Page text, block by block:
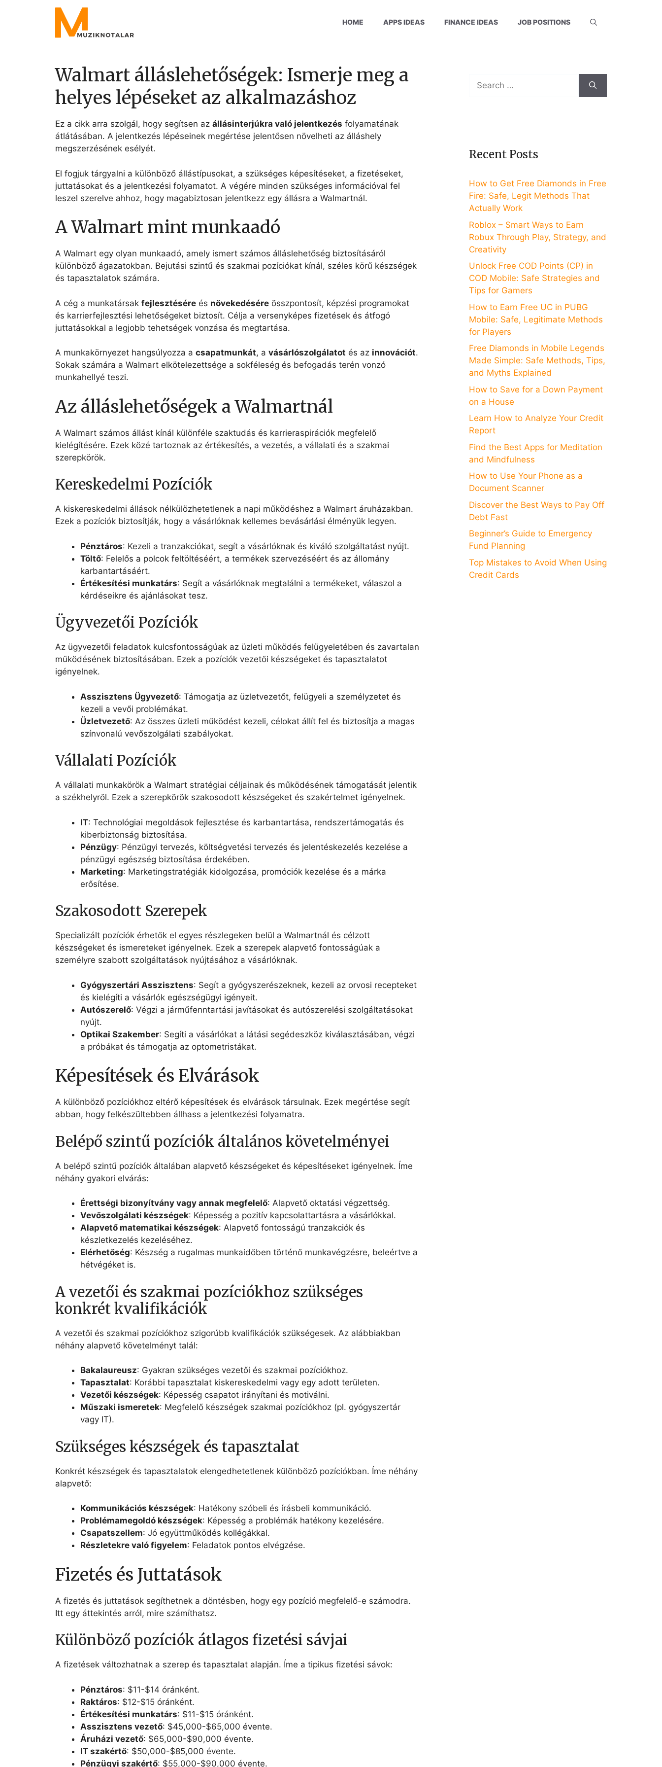
HOME APPS IDEAS FINANCE IDEAS JOB POSITIONS
Walmart álláslehetőségek: Ismerje meg a
helyes lépéseket az alkalmazáshoz
Ez a cikk arra szolgál, hogy segítsen az állásinterjúkra való jelentkezés folyamatának
átlátásában. A jelentkezés lépéseinek megértése jelentősen növelheti az álláshely
megszerzésének esélyét.
El fogjuk tárgyalni a különböző állástípusokat, a szükséges képesítéseket, a fizetéseket,
juttatásokat és a jelentkezési folyamatot. A végére minden szükséges információval fel
leszel szerelve ahhoz, hogy magabiztosan jelentkezz egy állásra a Walmartnál.
A Walmart mint munkaadó
A Walmart egy olyan munkaadó, amely ismert számos álláslehetőség biztosításáról
különböző ágazatokban. Bejutási szintű és szakmai pozíciókat kínál, széles körű készségek
és tapasztalatok számára.
A cég a munkatársak fejlesztésére és növekedésére összpontosít, képzési programokat
és karrierfejlesztési lehetőségeket biztosít. Célja a versenyképes fizetések és átfogó
juttatásokkal a legjobb tehetségek vonzása és megtartása.
A munkakörnyezet hangsúlyozza a csapatmunkát, a vásárlószolgálatot és az innovációt.
Sokak számára a Walmart elkötelezettsége a sokféleség és befogadás terén vonzó
munkahellyé teszi.
Az álláslehetőségek a Walmartnál
A Walmart számos állást kínál különféle szaktudás és karrieraspirációk megfelelő
kielégítésére. Ezek közé tartoznak az értékesítés, a vezetés, a vállalati és a szakmai
szerepkörök.
Kereskedelmi Pozíciók
A kiskereskedelmi állások nélkülözhetetlenek a napi működéshez a Walmart áruházakban.
Ezek a pozíciók biztosítják, hogy a vásárlóknak kellemes bevásárlási élményük legyen.
Pénztáros: Kezeli a tranzakciókat, segít a vásárlóknak és kiváló szolgáltatást nyújt.
Töltő: Felelős a polcok feltöltéséért, a termékek szervezéséért és az állomány
karbantartásáért.
Értékesítési munkatárs: Segít a vásárlóknak megtalálni a termékeket, válaszol a
kérdéseikre és ajánlásokat tesz.
Ügyvezetői Pozíciók
Az ügyvezetői feladatok kulcsfontosságúak az üzleti működés felügyeletében és zavartalan
működésének biztosításában. Ezek a pozíciók vezetői készségeket és tapasztalatot
igényelnek.
Asszisztens Ügyvezető: Támogatja az üzletvezetőt, felügyeli a személyzetet és
kezeli a vevői problémákat.
Üzletvezető: Az összes üzleti működést kezeli, célokat állít fel és biztosítja a magas
színvonalú vevőszolgálati szabályokat.
Vállalati Pozíciók
A vállalati munkakörök a Walmart stratégiai céljainak és működésének támogatását jelentik
a székhelyről. Ezek a szerepkörök szakosodott készségeket és szakértelmet igényelnek.
IT: Technológiai megoldások fejlesztése és karbantartása, rendszertámogatás és
kiberbiztonság biztosítása.
Pénzügy: Pénzügyi tervezés, költségvetési tervezés és jelentéskezelés kezelése a
pénzügyi egészség biztosítása érdekében.
Marketing: Marketingstratégiák kidolgozása, promóciók kezelése és a márka
erősítése.
Szakosodott Szerepek
Specializált pozíciók érhetők el egyes részlegeken belül a Walmartnál és célzott
készségeket és ismereteket igényelnek. Ezek a szerepek alapvető fontosságúak a
személyre szabott szolgáltatások nyújtásához a vásárlóknak.
Gyógyszertári Asszisztens: Segít a gyógyszerészeknek, kezeli az orvosi recepteket
és kielégíti a vásárlók egészségügyi igényeit.
Autószerelő: Végzi a járműfenntartási javításokat és autószerelési szolgáltatásokat
nyújt.
Optikai Szakember: Segíti a vásárlókat a látási segédeszköz kiválasztásában, végzi
a próbákat és támogatja az optometristákat.
Képesítések és Elvárások
A különböző pozíciókhoz eltérő képesítések és elvárások társulnak. Ezek megértése segít
abban, hogy felkészültebben állhass a jelentkezési folyamatra.
Belépő szintű pozíciók általános követelményei
A belépő szintű pozíciók általában alapvető készségeket és képesítéseket igényelnek. Íme
néhány gyakori elvárás:
Érettségi bizonyítvány vagy annak megfelelő: Alapvető oktatási végzettség.
Vevőszolgálati készségek: Képesség a pozitív kapcsolattartásra a vásárlókkal.
Alapvető matematikai készségek: Alapvető fontosságú tranzakciók és
készletkezelés kezeléséhez.
Elérhetőség: Készség a rugalmas munkaidőben történő munkavégzésre, beleértve a
hétvégéket is.
A vezetői és szakmai pozíciókhoz szükséges
konkrét kvalifikációk
A vezetői és szakmai pozíciókhoz szigorúbb kvalifikációk szükségesek. Az alábbiakban
néhány alapvető követelményt talál:
Bakalaureusz: Gyakran szükséges vezetői és szakmai pozíciókhoz.
Tapasztalat: Korábbi tapasztalat kiskereskedelmi vagy egy adott területen.
Vezetői készségek: Képesség csapatot irányítani és motiválni.
Műszaki ismeretek: Megfelelő készségek szakmai pozíciókhoz (pl. gyógyszertár
vagy IT).
Szükséges készségek és tapasztalat
Konkrét készségek és tapasztalatok elengedhetetlenek különböző pozíciókban. Íme néhány
alapvető:
Kommunikációs készségek: Hatékony szóbeli és írásbeli kommunikáció.
Problémamegoldó készségek: Képesség a problémák hatékony kezelésére.
Csapatszellem: Jó együttműködés kollégákkal.
Részletekre való figyelem: Feladatok pontos elvégzése.
Fizetés és Juttatások
A fizetés és juttatások segíthetnek a döntésben, hogy egy pozíció megfelelő-e számodra.
Itt egy áttekintés arról, mire számíthatsz.
Különböző pozíciók átlagos fizetési sávjai
A fizetések változhatnak a szerep és tapasztalat alapján. Íme a tipikus fizetési sávok:
Pénztáros: $11-$14 óránként.
Raktáros: $12-$15 óránként.
Értékesítési munkatárs: $11-$15 óránként.
Asszisztens vezető: $45,000-$65,000 évente.
Áruházi vezető: $65,000-$90,000 évente.
IT szakértő: $50,000-$85,000 évente.
Pénzügyi szakértő: $55,000-$90,000 évente.
Search
for:
Recent Posts
How to Get Free Diamonds in Free
Fire: Safe, Legit Methods That
Actually Work
Roblox – Smart Ways to Earn
Robux Through Play, Strategy, and
Creativity
Unlock Free COD Points (CP) in
COD Mobile: Safe Strategies and
Tips for Gamers
How to Earn Free UC in PUBG
Mobile: Safe, Legitimate Methods
for Players
Free Diamonds in Mobile Legends
Made Simple: Safe Methods, Tips,
and Myths Explained
How to Save for a Down Payment
on a House
Learn How to Analyze Your Credit
Report
Find the Best Apps for Meditation
and Mindfulness
How to Use Your Phone as a
Document Scanner
Discover the Best Ways to Pay Off
Debt Fast
Beginner’s Guide to Emergency
Fund Planning
Top Mistakes to Avoid When Using
Credit Cards